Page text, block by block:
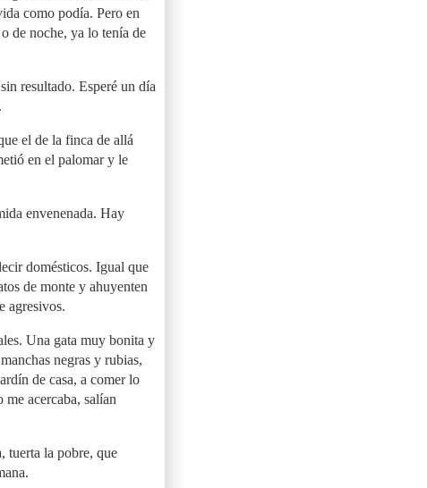
como podía. Pero en
de noche, ya lo tenía de
resultado. Esperé un día
el de la finca de allá
en el palomar y le
envenenada. Hay
domésticos. Igual que
de monte y ahuyenten
agresivos.
Una gata muy bonita y
negras y rubias,
de casa, a comer lo
me acercaba, salían
tuerta la pobre, que